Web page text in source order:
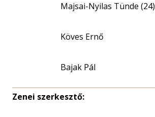
Majsai-Nyilas Tünde (24)
Köves Ernő
Bajak Pál
Zenei szerkesztő: